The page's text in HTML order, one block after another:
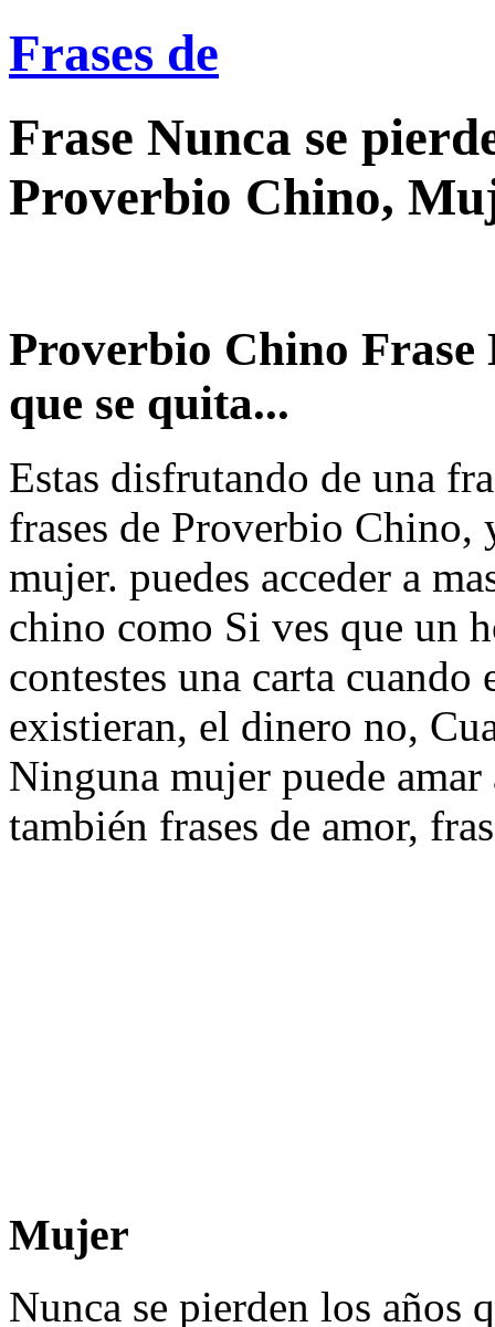
Frases de
Frase Nunca se
Proverbio Chino,
Proverbio Chino Frase
que se quita...
Estas disfrutando de una
frases de Proverbio Chino,
mujer. puedes acceder a
chino como Si ves que un
contestes una carta
existieran, el dinero no,
Ninguna mujer puede
también frases de amor,
Mujer
Nunca se pierden los años